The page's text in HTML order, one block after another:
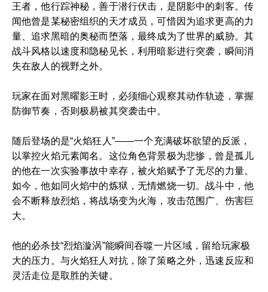
王者，他行踪神秘，善于潜行伏击，是阴影中的刺客。传
闻他曾是某秘密组织的天才成员，可惜因为追求更高的力
量、追求黑暗的奥秘而堕落，最终成为了世界的威胁。其
战斗风格以速度和隐秘见长，利用暗影进行突袭，瞬间消
失在敌人的视野之外。
玩家在面对黑曜影王时，必须细心观察其动作轨迹，掌握
防御节奏，否则极易被其突袭击中。
随后登场的是“火焰狂人”——一个充满破坏欲望的反派，
以掌控火焰元素闻名。这位角色背景极为悲惨，曾是孤儿
的他在一次实验事故中幸存，被火焰赋予了无尽的力量。
如今，他如同火焰中的炼狱，无情燃烧一切。战斗中，他
会不断释放烈焰，将战场变为火海，攻击范围广、伤害巨
大。
他的必杀技“烈焰漩涡”能瞬间吞噬一片区域，留给玩家极
大的压力。与火焰狂人对抗，除了策略之外，迅速反应和
灵活走位是取胜的关键。